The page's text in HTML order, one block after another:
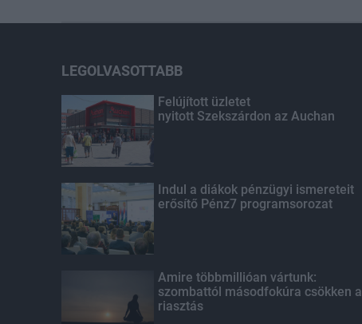
LEGOLVASOTTABB
Felújított üzletet
nyitott Szekszárdon az Auchan
Indul a diákok pénzügyi ismereteit
erősítő Pénz7 programsorozat
Amire többmillióan vártunk:
szombattól másodfokúra csökken a
riasztás